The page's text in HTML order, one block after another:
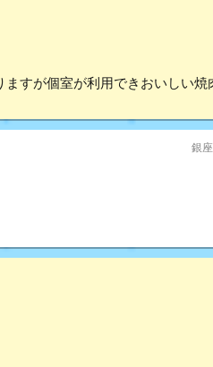
すが個室が利用できおいしい焼
銀